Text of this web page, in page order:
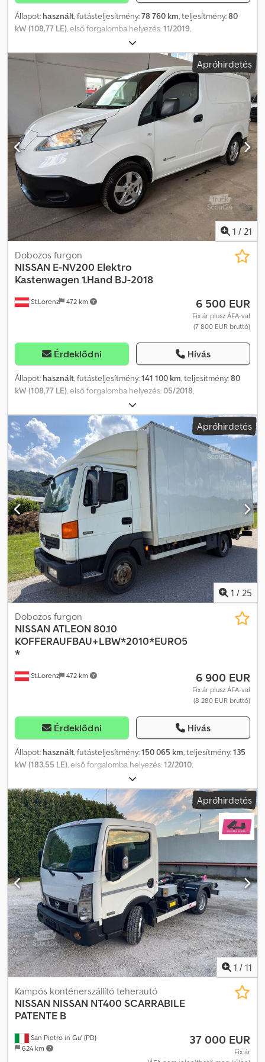
Állapot: használt, futásteljesítmény:78 760 km, teljesítmény:80
kW (108,77 LE), első forgalomba helyezés:11/2019,
, össztömeg:
hajtástípus:automata, ülések száma:2, teljes hossz:4 560 mm,
teljes szélesség:1 755 mm , teljes magasság:1 850 mm,
ABS, központi zár, légkondicionálás , * NISSAN e-
NV200 elektromos zárt kisteher * Alvázszám:
VSKHAAME0U0613928 * EG-súly: 1597 kg * Tengelyterhelés: 700
kg * Össztömeg: 2510 kg * Belső azonosító: 74 * A megadott
adatok tájékoztató jellegűek, a változás jogát fenntartjuk. Dsdpfx
Aszn Ezaeldjwa * Nyomdai hibák és előzetes értékesítés
lehetséges. * ÁR (nettó)
Apróhirdetés
1 / 21
St.Lorenz 472 km
Dobozos furgon
NISSAN E-NV200 Elektro
Kastenwagen 1.Hand BJ-2018
6 500 EUR
Fix ár plusz ÁFA-val
(7 800 EUR bruttó)
Érdeklődni Hívás
Állapot: használt, futásteljesítmény:141 100 km, teljesítmény:80
kW (108,77 LE), első forgalomba helyezés:05/2018,
, össztömeg:
hajtástípus:automata, ülések száma:2, teljes hossz:4 560 mm,
teljes szélesség:
1 755 mm, teljes magasság:1 850 mm,
Felszereltség:
ABS, központi zár, légkondicionálás, * NISSAN e-
NV200 elektromos teherautó * Alvázszám: VSKHAAME0U0600811
* EG-tömeg: 1597 kg * Megengedett tengelyterhelés: 700 kg *
Össztömeg: 2510 kg * Belső azonosító: 74 * A megadott adatok
tájékoztató jellegűek, a változás jogát fenntartjuk. * Nyomdai
hibák és előzetes értékesítés előfordulhat. Dwodpfx Aozn Ex
Eoldsa * ÁR (nettó)
Apróhirdetés
1 / 25
St.Lorenz 472 km
Dobozos furgon
NISSAN ATLEON 80.10
KOFFERAUFBAU+LBW*2010*EURO5
*
6 900 EUR
Fix ár plusz ÁFA-val
(8 280 EUR bruttó)
Érdeklődni Hívás
Állapot: használt, futásteljesítmény:150 065 km, teljesítmény:135
kW (183,55 LE), első forgalomba helyezés:12/2010,
, össztömeg:
(TÜV):12/2025, szín:fehér, hajtástípus:mechanikai, kibocsátási
osztály:Euro 5, ülések száma: , Gyártási év:2010 , Felszereltség:
ABS, emelőhátfal, légkondicionálás, * Nissan Atleon 80.19 –
dobozos felépítmény + hátsó rakodóplatform * Euro 6 * Dobozos
felépítmény belső hossza: 5,65 m * Dobozos felépítmény belső
szélessége: 2,07 m * Dobozos felépítmény belső magassága: 2,28
m (bejáratnál), 2,38 m (belső térben) * Saját tömeg: 4500 kg –
megengedett össztömeg: 7490 kg * Hasznos teher: 2915 kg –
tengelytáv: 1660/1632 mm * Hengerűrtartalom: 4462 ccm –
teljesítmény: 135 * A megadott adatok nem garantáltak. *
Fenntartjuk a jogot a hibákra és az előzetes értékesítésre. * Belső
azonosító: 6 Dsdpfx Aozn Exroldewa
Apróhirdetés
1 / 11
San Pietro in Gu' (PD)
624 km
Kampós konténerszállító teherautó
NISSAN NISSAN NT400 SCARRABILE
PATENTE B
37 000 EUR
Fix ár